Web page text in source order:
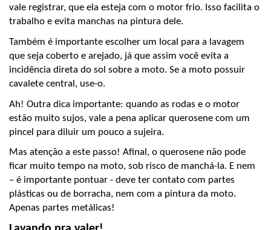
vale registrar, que ela esteja com o motor frio. Isso facilita o
trabalho e evita manchas na pintura dele.
Também é importante escolher um local para a lavagem
que seja coberto e arejado, já que assim você evita a
incidência direta do sol sobre a moto. Se a moto possuir
cavalete central, use-o.
Ah! Outra dica importante: quando as rodas e o motor
estão muito sujos, vale a pena aplicar querosene com um
pincel para diluir um pouco a sujeira.
Mas atenção a este passo! Afinal, o querosene não pode
ficar muito tempo na moto, sob risco de manchá-la. E nem
– é importante pontuar - deve ter contato com partes
plásticas ou de borracha, nem com a pintura da moto.
Apenas partes metálicas!